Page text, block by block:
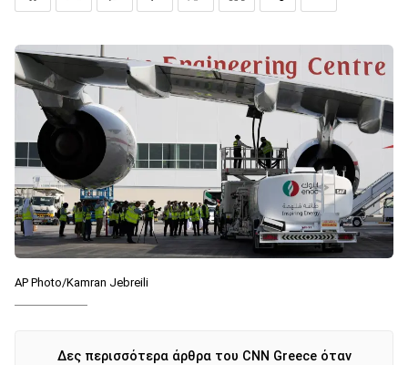
AP Photo/Kamran Jebreili
Δες περισσότερα άρθρα του CNN Greece όταν